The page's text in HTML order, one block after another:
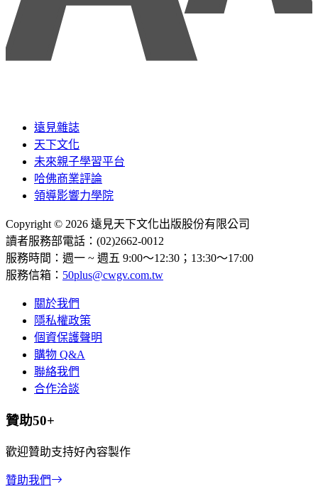
遠見雜誌
天下文化
未來親子學習平台
哈佛商業評論
領導影響力學院
Copyright © 2026 遠見天下文化出版股份有限公司
讀者服務部電話：(02)2662-0012
服務時間：週一 ~ 週五 9:00～12:30；13:30～17:00
服務信箱： 50plus@cwgv.com.tw
關於我們
隱私權政策
個資保護聲明
購物 Q&A
聯絡我們
合作洽談
贊助50+
歡迎贊助支持好內容製作
贊助我們